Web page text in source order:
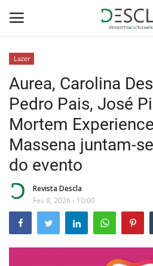
Home
...by Descla
Desporto
Contactos
Sobre Nós
Lazer
Aurea, Carolina
Pedro Pais, José
Mortem
Massena juntam-
do evento
Revista Descla
Fev 8, 2026 - 10:00